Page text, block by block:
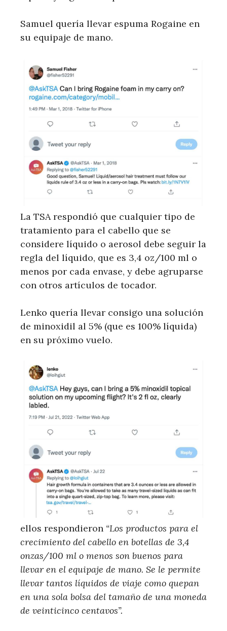
Samuel quería llevar espuma Rogaine en
su equipaje de mano.
La TSA respondió que cualquier tipo de
tratamiento para el cabello que se
considere líquido o aerosol debe seguir la
regla del líquido, que es 3,4 oz/100 ml o
menos por cada envase, y debe agruparse
con otros artículos de tocador.
Lenko quería llevar consigo una solución
de minoxidil al 5% (que es 100% líquida)
en su próximo vuelo.
ellos respondieron “Los productos para el
crecimiento del cabello en botellas de 3,4
onzas/100 ml o menos son buenos para
llevar en el equipaje de mano. Se le permite
llevar tantos líquidos de viaje como quepan
en una sola bolsa del tamaño de una moneda
de veinticinco centavos”.